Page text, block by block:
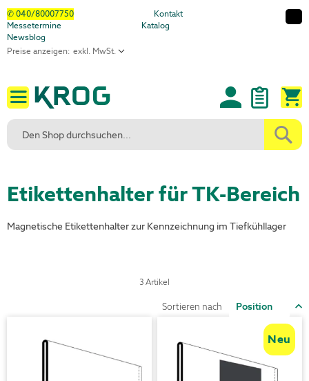
Direkt
zum
Inhalt
✆ 040/80007750
Kontakt
Messetermine
Katalog
Newsblog
Preise anzeigen:
Etikettenhalter für TK-Bereich
Magnetische Etikettenhalter zur Kennzeichnung im Tiefkühllager
3Artikel
Sortieren nach
In
Neu